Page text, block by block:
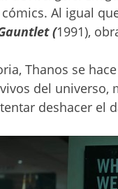
Al igual
(1991),
Thanos se
del universo,
deshacer el